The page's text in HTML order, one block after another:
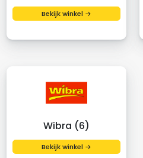
Bekijk winkel →
Wibra (6)
Bekijk winkel →